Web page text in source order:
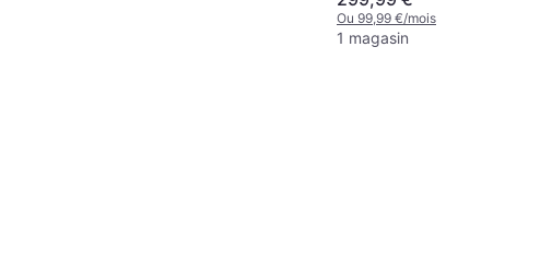
Ou 99,99 €/mois
1 magasin